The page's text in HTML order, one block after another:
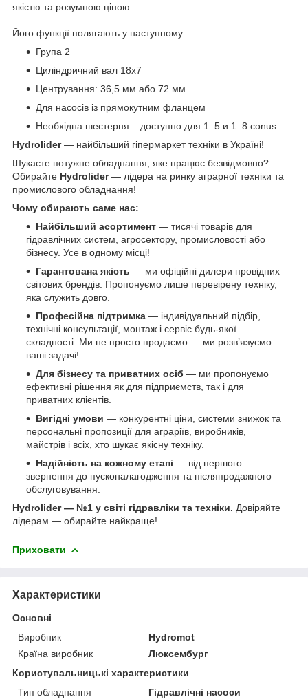
якістю та розумною ціною.
Його функції полягають у наступному:
Група 2
Циліндричний вал 18х7
Центрування: 36,5 мм або 72 мм
Для насосів із прямокутним фланцем
Необхідна шестерня – доступно для 1: 5 и 1: 8 conus
Hydrolider— найбільший гіпермаркет техніки в Україні!
Шукаєте потужне обладнання, яке працює безвідмовно?
Обирайте Hydrolider— лідера на ринку аграрної техніки та
промислового обладнання!
Чому обирають саме нас:
Найбільший асортимент — тисячі товарів для
гідравлічних систем, агросектору, промисловості або
бізнесу. Усе в одному місці!
Гарантована якість — ми офіційні дилери провідних
світових брендів. Пропонуємо лише перевірену техніку,
яка служить довго.
Професійна підтримка — індивідуальний підбір,
технічні консультації, монтаж і сервіс будь-якої
складності. Ми не просто продаємо — ми розв’язуємо
ваші задачі!
Для бізнесу та приватних осіб — ми пропонуємо
ефективні рішення як для підприємств, так і для
приватних клієнтів.
Вигідні умови — конкурентні ціни, системи знижок та
персональні пропозиції для аграріїв, виробників,
майстрів і всіх, хто шукає якісну техніку.
Надійність на кожному етапі — від першого
звернення до пусконалагодження та післяпродажного
обслуговування.
Hydrolider — №1 у світі гідравліки та техніки. Довіряйте
лідерам — обирайте найкраще!
Приховати
Характеристики
Основні
Виробник
Hydromot
Країна виробник
Люксембург
Користувальницькі характеристики
Тип обладнання
Гідравлічні насоси